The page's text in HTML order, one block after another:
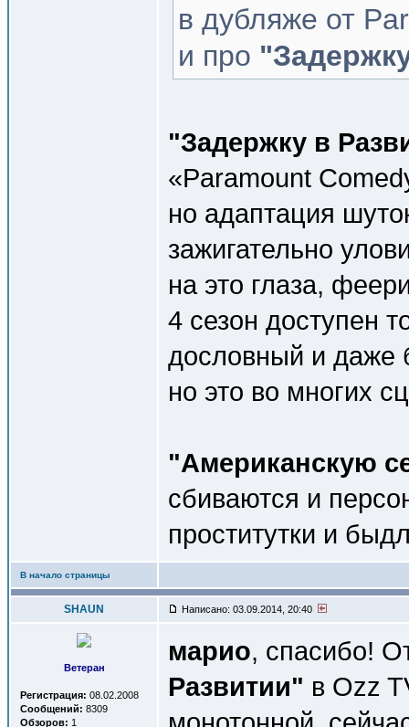
в дубляже от
и про
"Задержку в
«Paramount
но адаптация
зажигательно
на это глаза,
4 сезон доступен
дословный и даже
но это во многих
"Американскую
сбиваются и
проститутки и
В начало страницы
SHAUN Написано: 03.09.2014, 20:40
Ветеран
Регистрация: 08.02.2008
Сообщений: 8309
Обзоров: 1
марио, спасибо!
Развитии" в Ozz